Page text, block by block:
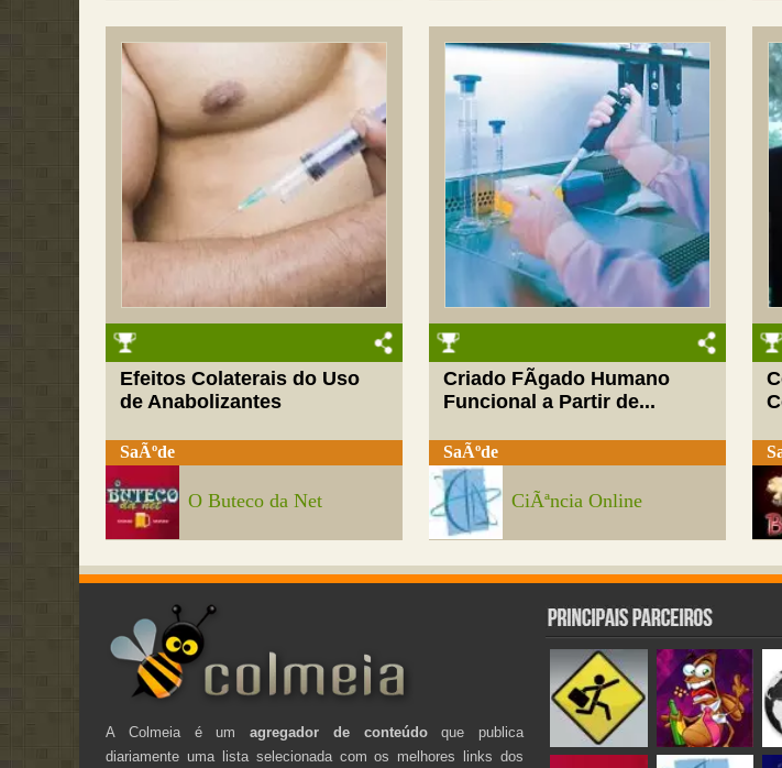
Efeitos Colaterais do Uso
de Anabolizantes
SaÃºde
O Buteco da Net
Criado FÃ­gado Humano
Funcional a Partir de...
SaÃºde
CiÃªncia Online
A Colmeia é umagregador de conteúdoque publica
diariamente uma lista selecionada com os melhores links dos